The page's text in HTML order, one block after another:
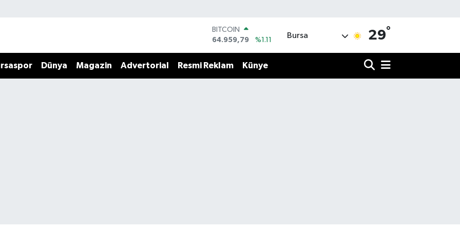
DOLAR
47,7436
%0.18
55,2510
%0.32
Bursa 29°
Dünya Magazin Advertorial Resmi Reklam Künye